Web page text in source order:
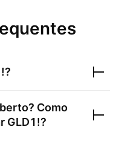
?
Como
GLD1!?